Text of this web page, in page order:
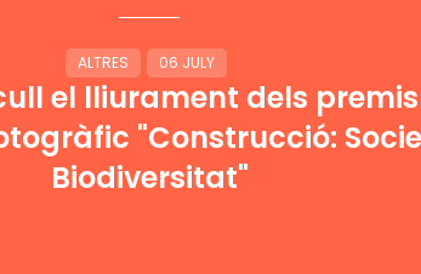
ALTRES 06 JULY
el lliurament dels
"Construcció:
Biodiversitat"